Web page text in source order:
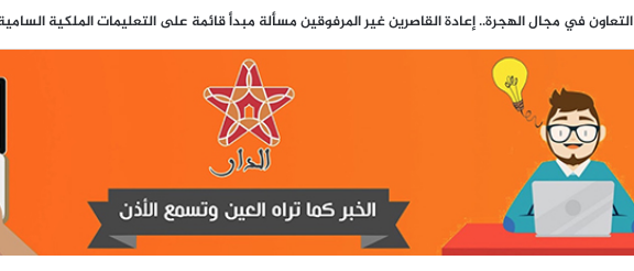
تقرير أمني إسباني يسلط الضوء على دور جزائري في التنسيق الرقمي لأحداث سبتة..